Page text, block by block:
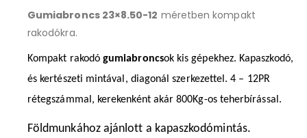
Gumiabroncs 23×8.50-12 méretben kompakt
rakodókra.
Kompakt rakodógumiabroncsok kis gépekhez. Kapaszkodó,
és kertészeti mintával, diagonál szerkezettel. 4 – 12PR
rétegszámmal, kerekenként akár 800Kg-os teherbírással.
Földmunkához ajánlott a kapaszkodómintás.